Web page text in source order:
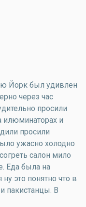
Йорк был удивлен
через час
просили
илюминаторах и
просили
ужасно холодно
салон мило
Еда была на
это понятно что в
пакистанцы. В